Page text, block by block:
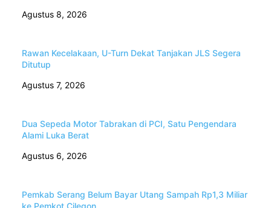
Agustus 8, 2026
Rawan Kecelakaan, U-Turn Dekat Tanjakan JLS Segera
Ditutup
Agustus 7, 2026
Dua Sepeda Motor Tabrakan di PCI, Satu Pengendara
Alami Luka Berat
Agustus 6, 2026
Pemkab Serang Belum Bayar Utang Sampah Rp1,3 Miliar
ke Pemkot Cilegon